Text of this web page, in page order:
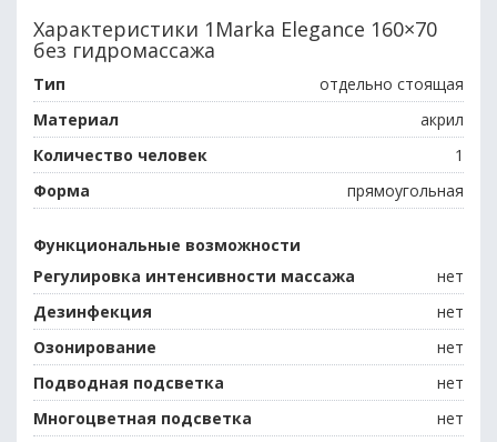
Характеристики 1Marka Elegance 160×70
без гидромассажа
Тип
отдельно стоящая
Материал
акрил
Количество человек
1
Форма
прямоугольная
Функциональные возможности
Регулировка интенсивности массажа
нет
Дезинфекция
нет
Озонирование
нет
Подводная подсветка
нет
Многоцветная подсветка
нет